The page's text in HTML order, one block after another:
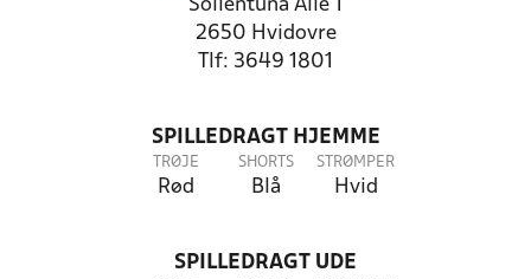
Sollentuna Alle 1
2650 Hvidovre
Tlf: 3649 1801
SPILLEDRAGT HJEMME
TRØJE
Rød
SHORTS
Blå
STRØMPER
Hvid
SPILLEDRAGT UDE